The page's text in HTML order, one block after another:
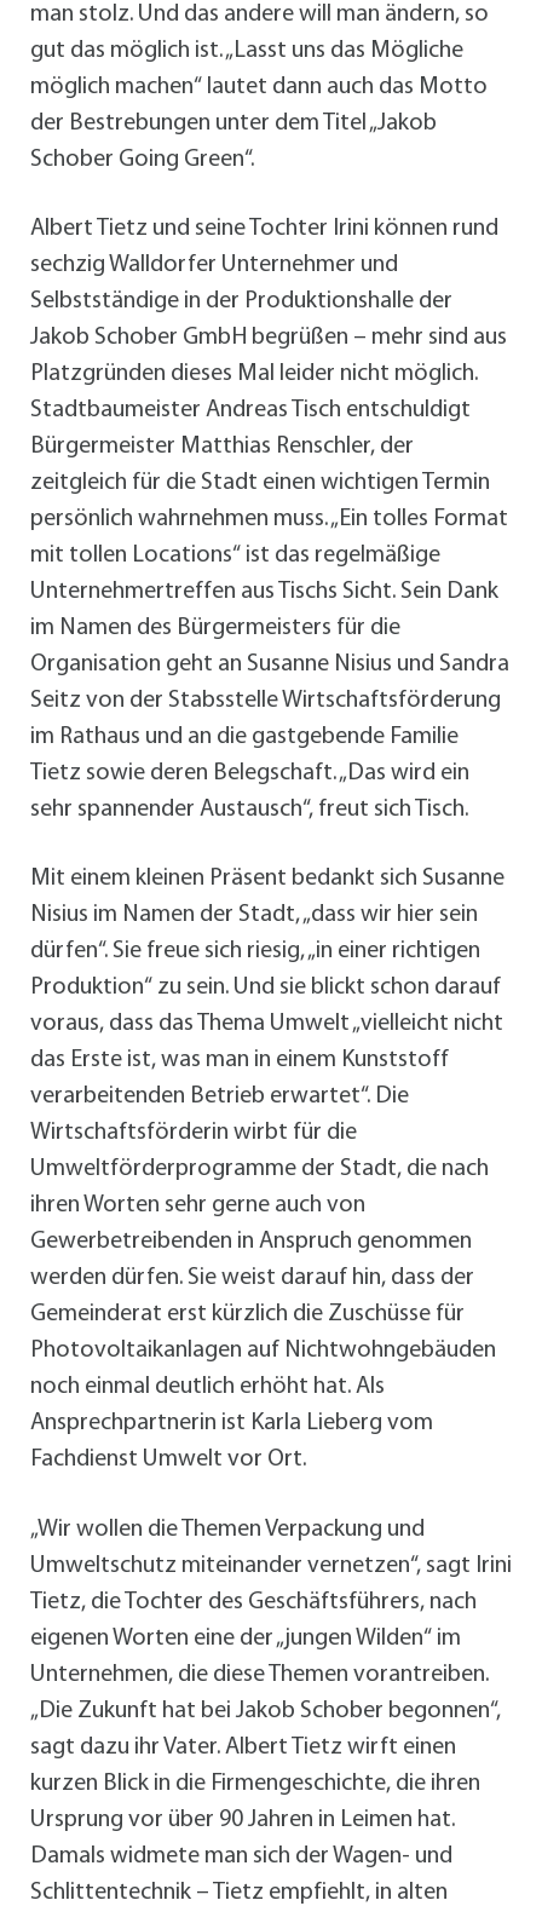
man stolz. Und das andere will man ändern, so
gut das möglich ist. „Lasst uns das Mögliche
möglich machen“ lautet dann auch das Motto
der Bestrebungen unter dem Titel „Jakob
Schober Going Green“.
Albert Tietz und seine Tochter Irini können rund
sechzig Walldorfer Unternehmer und
Selbstständige in der Produktionshalle der
Jakob Schober GmbH begrüßen – mehr sind aus
Platzgründen dieses Mal leider nicht möglich.
Stadtbaumeister Andreas Tisch entschuldigt
Bürgermeister Matthias Renschler, der
zeitgleich für die Stadt einen wichtigen Termin
persönlich wahrnehmen muss. „Ein tolles Format
mit tollen Locations“ ist das regelmäßige
Unternehmertreffen aus Tischs Sicht. Sein Dank
im Namen des Bürgermeisters für die
Organisation geht an Susanne Nisius und Sandra
Seitz von der Stabsstelle Wirtschaftsförderung
im Rathaus und an die gastgebende Familie
Tietz sowie deren Belegschaft. „Das wird ein
sehr spannender Austausch“, freut sich Tisch.
Mit einem kleinen Präsent bedankt sich Susanne
Nisius im Namen der Stadt, „dass wir hier sein
dürfen“. Sie freue sich riesig, „in einer richtigen
Produktion“ zu sein. Und sie blickt schon darauf
voraus, dass das Thema Umwelt „vielleicht nicht
das Erste ist, was man in einem Kunststoff
verarbeitenden Betrieb erwartet“. Die
Wirtschaftsförderin wirbt für die
Umweltförderprogramme der Stadt, die nach
ihren Worten sehr gerne auch von
Gewerbetreibenden in Anspruch genommen
werden dürfen. Sie weist darauf hin, dass der
Gemeinderat erst kürzlich die Zuschüsse für
Photovoltaikanlagen auf Nichtwohngebäuden
noch einmal deutlich erhöht hat. Als
Ansprechpartnerin ist Karla Lieberg vom
Fachdienst Umwelt vor Ort.
„Wir wollen die Themen Verpackung und
Umweltschutz miteinander vernetzen“, sagt Irini
Tietz, die Tochter des Geschäftsführers, nach
eigenen Worten eine der „jungen Wilden“ im
Unternehmen, die diese Themen vorantreiben.
„Die Zukunft hat bei Jakob Schober begonnen“,
sagt dazu ihr Vater. Albert Tietz wirft einen
kurzen Blick in die Firmengeschichte, die ihren
Ursprung vor über 90 Jahren in Leimen hat.
Damals widmete man sich der Wagen- und
Schlittentechnik – Tietz empfiehlt, in alten